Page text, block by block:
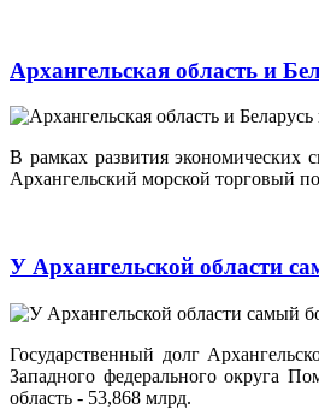
Архангельская область и
В рамках развития экономических
Архангельский морской торговый
У Архангельской области
Государственный долг
Западного федерального округа
область - 53,868 млрд.